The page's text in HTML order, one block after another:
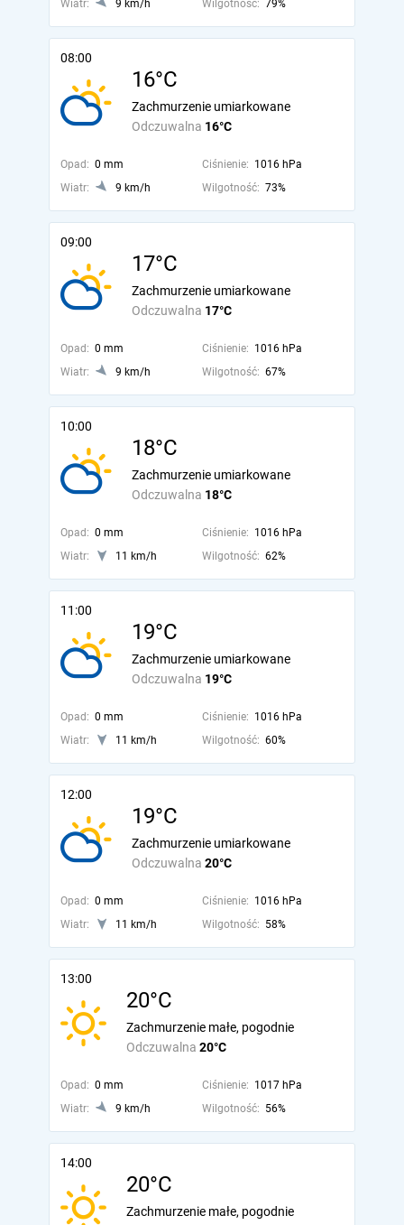
Wiatr: 9 km/h Wilgotność: 79%
08:00
16°C
Odczuwalna 16°C
Zachmurzenie umiarkowane
Opad: 0 mm Ciśnienie: 1016 hPa
Wiatr:
9 km/h Wilgotność: 73%
09:00
17°C
Odczuwalna 17°C
Zachmurzenie umiarkowane
Opad: 0 mm Ciśnienie: 1016 hPa
Wiatr:
9 km/h Wilgotność: 67%
10:00
18°C
Odczuwalna 18°C
Zachmurzenie umiarkowane
Opad: 0 mm Ciśnienie: 1016 hPa
Wiatr:
11 km/h Wilgotność: 62%
11:00
19°C
Odczuwalna 19°C
Zachmurzenie umiarkowane
Opad: 0 mm Ciśnienie: 1016 hPa
Wiatr:
11 km/h Wilgotność: 60%
12:00
19°C
Odczuwalna 20°C
Zachmurzenie umiarkowane
Opad: 0 mm Ciśnienie: 1016 hPa
Wiatr:
11 km/h Wilgotność: 58%
13:00
20°C
Odczuwalna 20°C
Zachmurzenie małe, pogodnie
Opad: 0 mm Ciśnienie: 1017 hPa
Wiatr:
9 km/h Wilgotność: 56%
14:00
20°C
Zachmurzenie małe, pogodnie